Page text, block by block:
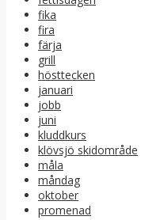
fika
fira
färja
grill
hösttecken
januari
jobb
juni
kluddkurs
klövsjö skidområde
måla
måndag
oktober
promenad